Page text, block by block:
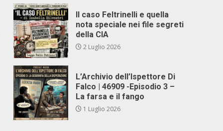
Il caso Feltrinelli e quella
nota speciale nei file segreti
della CIA
2 Luglio 2026
L’Archivio dell’Ispettore Di
Falco | 46909 -Episodio 3 –
La farsa e il fango
1 Luglio 2026